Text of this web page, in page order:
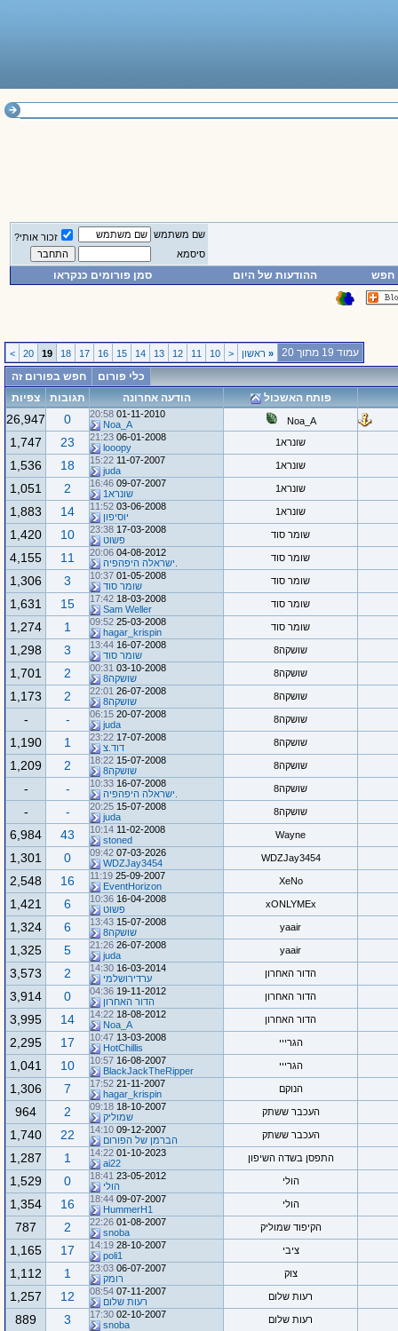
שם משתמש
זכור אותי?
סיסמא
חפש ההודעות של היום סמן פורומים כנקראו
עמוד 19 מתוך 20 «ראשון <
10
11
12
13
14
15
16
17
18
19
20
>
כלי פורום
חפש בפורום זה
פותח האשכול
הודעה אחרונה תגובות צפיות
Noa_A
01-11-2010
20:58
Noa_A
0
26,947
שונרא1 06-01-2008
21:23
looopy
23
1,747
שונרא1 11-07-2007
15:22
juda
18
1,536
שונרא1 09-07-2007
16:46
שונרא1
2
1,051
שונרא1 03-06-2008
11:52
יוסיפון
14
1,883
שומר סוד 17-03-2008
23:38
פשוט
10
1,420
שומר סוד 04-08-2012
20:06
.ישראלה היפהפיה
11
4,155
שומר סוד 01-05-2008
10:37
שומר סוד
3
1,306
שומר סוד 18-03-2008
17:42
Sam Weller
15
1,631
שומר סוד 25-03-2008
09:52
hagar_krispin
1
1,274
שושקה8 16-07-2008
13:44
שומר סוד
3
1,298
שושקה8 03-10-2008
00:31
שושקה8
2
1,701
שושקה8 26-07-2008
22:01
שושקה8
2
1,173
שושקה8 20-07-2008
06:15
juda
-
-
שושקה8 17-07-2008
23:22
דוד.צ
1
1,190
שושקה8 15-07-2008
18:22
שושקה8
2
1,209
שושקה8 16-07-2008
10:33
.ישראלה היפהפיה
-
-
שושקה8 15-07-2008
20:25
juda
-
-
Wayne
11-02-2008
10:14
stoned
43
6,984
WDZJay3454
07-03-2026
09:42
WDZJay3454
0
1,301
XeNo
25-09-2007
11:19
EventHorizon
16
2,548
xONLYMEx
16-04-2008
10:36
פשוט
6
1,421
yaair
15-07-2008
13:43
שושקה8
6
1,324
yaair
26-07-2008
21:26
juda
5
1,325
הדור האחרון 16-03-2014
14:30
ערדירושלמי
2
3,573
הדור האחרון 19-11-2012
04:36
הדור האחרון
0
3,914
הדור האחרון 18-08-2012
14:22
Noa_A
14
3,995
הגרייי 13-03-2008
10:47
HotChillis
17
2,295
הגרייי 16-08-2007
10:57
BlackJackTheRipper
10
1,041
הנוקם 21-11-2007
17:52
hagar_krispin
7
1,306
העכבר ששתק 18-10-2007
09:18
שמוליק
2
964
העכבר ששתק 09-12-2007
14:10
הברמן של הפורום
22
1,740
התפסן בשדה השיפון 01-10-2023
14:22
ai22
1
1,287
הולי 23-05-2012
18:41
הולי
0
1,529
הולי 09-07-2007
18:44
HummerH1
16
1,354
הקיפוד שמוליק 01-08-2007
22:26
snoba
2
787
ציבי 28-10-2007
14:19
poli1
17
1,165
צוק 06-07-2007
23:03
רומק
1
1,112
רעות שלום 07-11-2007
08:54
רעות שלום
12
1,257
רעות שלום 02-10-2007
17:30
snoba
3
889